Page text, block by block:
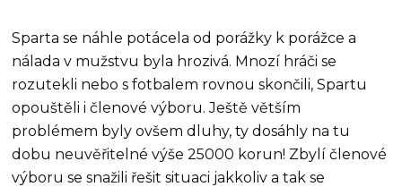
Sparta se náhle potácela od porážky k porážce a
nálada v mužstvu byla hrozivá. Mnozí hráči se
rozutekli nebo s fotbalem rovnou skončili, Spartu
opouštěli i členové výboru. Ještě větším
problémem byly ovšem dluhy, ty dosáhly na tu
dobu neuvěřitelné výše 25000 korun! Zbylí členové
výboru se snažili řešit situaci jakkoliv a tak se